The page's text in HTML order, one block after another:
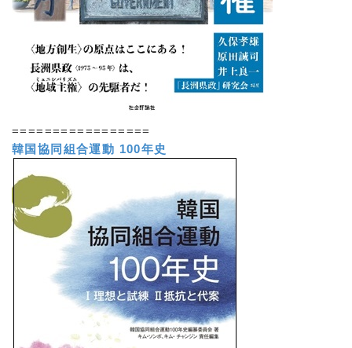
=================
韓国協同組合運動 100年史